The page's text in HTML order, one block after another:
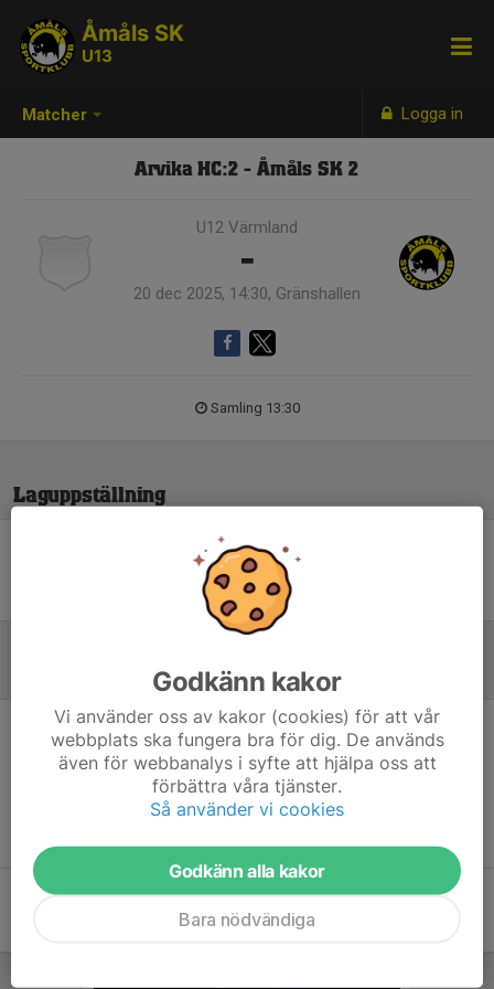
Matcher Logga in
Åmåls SK
U13
Arvika HC:2 - Åmåls SK 2
U12 Värmland
-
20 dec 2025, 14:30, Gränshallen
Samling 13:30
Laguppställning
Ingen uppställning ifylld
Inget referat skrivet
Godkänn kakor
Vi använder oss av kakor (cookies) för att vår
webbplats ska fungera bra för dig. De används
även för webbanalys i syfte att hjälpa oss att
förbättra våra tjänster.
Så använder vi cookies
Godkänn alla kakor
Bara nödvändiga